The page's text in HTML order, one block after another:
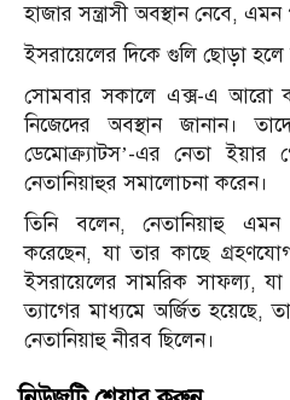
হাজার সন্ত্রাসী অবস্থান নেবে,
ইসরায়েলের দিকে গুলি ছোড়া
সোমবার সকালে এক্স-এ আরো
নিজেদের অবস্থান জানান।
ডেমোক্র্যাটস’-এর নেতা ইয়ার
নেতানিয়াহুর সমালোচনা করেন।
তিনি বলেন, নেতানিয়াহু
করেছেন, যা তার কাছে
ইসরায়েলের সামরিক সাফল্য,
ত্যাগের মাধ্যমে অর্জিত হয়েছে,
নেতানিয়াহু নীরব ছিলেন।